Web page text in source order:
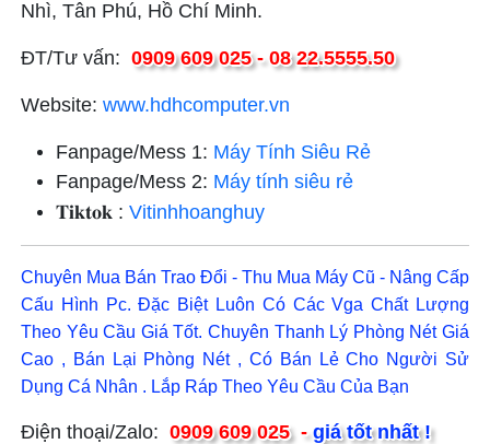
Nhì, Tân Phú, Hồ Chí Minh.
ĐT/Tư vấn: 0909 609 025 - 08 22.5555.50
Website: www.hdhcomputer.vn
Fanpage/Mess 1: Máy Tính Siêu Rẻ
Fanpage/Mess 2: Máy tính siêu rẻ
𝐓𝐢𝐤𝐭𝐨𝐤 : Vitinhhoanghuy
Chuyên Mua Bán Trao Đổi - Thu Mua Máy Cũ - Nâng Cấp
Cấu Hình Pc. Đặc Biệt Luôn Có Các Vga Chất Lượng
Theo Yêu Cầu Giá Tốt. Chuyên Thanh Lý Phòng Nét Giá
Cao , Bán Lại Phòng Nét , Có Bán Lẻ Cho Người Sử
Dụng Cá Nhân . Lắp Ráp Theo Yêu Cầu Của Bạn
Điện thoại/Zalo: 0909 609 025 -giá tốt nhất !